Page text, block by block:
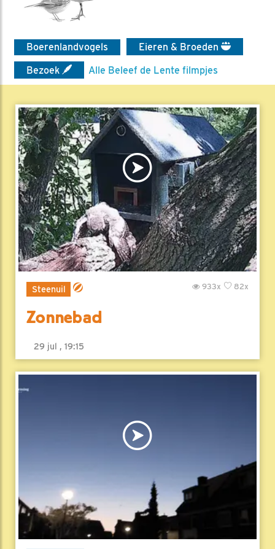
Boerenlandvogels
Eieren & Broeden
Bezoek
Alle Beleef de Lente filmpjes
Steenuil 82x
933x
Zonnebad
29 jul , 19:15